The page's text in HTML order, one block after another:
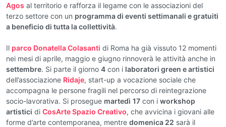
Agos al territorio e rafforza il legame con le associazioni del
terzo settore con un programma di eventi settimanali e gratuiti
a beneficio di tutta la collettività.
Il parco Donatella Colasanti di Roma ha già vissuto 12 momenti
nei mesi di aprile, maggio e giugno rinnoverà le attività anche in
settembre. Si parte il giorno 4 con i laboratori green e artistici
dell’associazione Ridaje, start-up a vocazione sociale che
accompagna le persone fragili nel percorso di reintegrazione
socio-lavorativa. Si prosegue martedì 17 con i workshop
artistici di CosArte Spazio Creativo, che avvicina i giovani alle
forme d’arte contemporanea, mentre domenica 22 sarà il